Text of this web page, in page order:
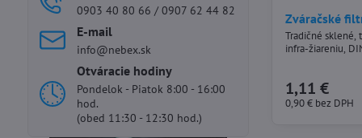
Zváračské
Tradičné sklené,
infra-žiareniu,
1,11 €
0,90 € bez DPH
0903 40 80 66 / 0907 62 44 82
E-mail
info@nebex.sk
Otváracie hodiny
Pondelok - Piatok 8:00 - 16:00
hod.
(obed 11:30 - 12:30 hod.)